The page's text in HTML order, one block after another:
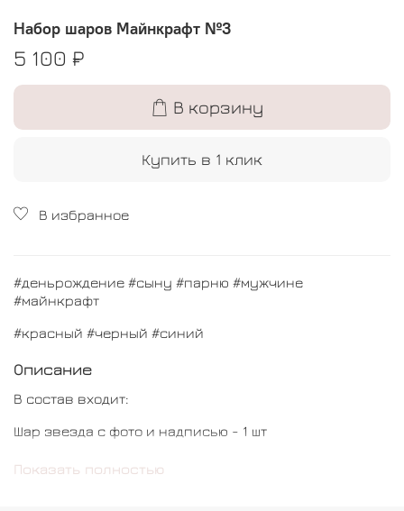
Набор шаров Майнкрафт №3
5 100 ₽
В корзину
Купить в 1 клик
В избранное
#деньрождение #сыну #парню #мужчине
#майнкрафт
#красный #черный #синий
Описание
В состав входит:
Шар звезда с фото и надписью - 1 шт
Шар Стив - 1 шт
Показать полностью